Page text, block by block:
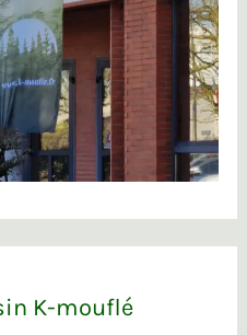
K-mouflé